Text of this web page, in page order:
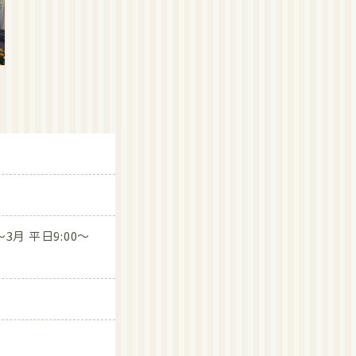
月 平日9:00～